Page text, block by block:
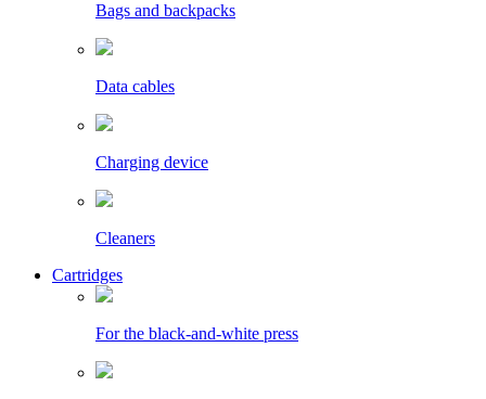
Bags and backpacks
Data cables
Charging device
Cleaners
Cartridges
For the black-and-white press